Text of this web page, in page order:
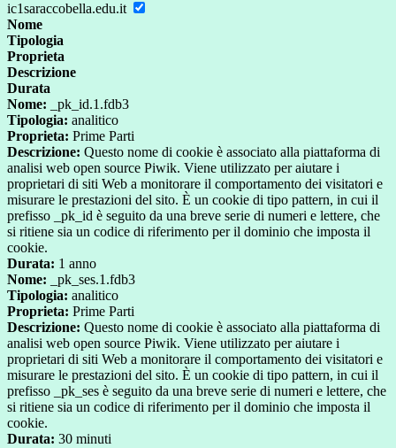
ic1saraccobella.edu.it
Nome
Tipologia
Proprieta
Descrizione
Durata
Nome: _pk_id.1.fdb3
Tipologia: analitico
Proprieta: Prime Parti
Descrizione: Questo nome di cookie è associato alla piattaforma di
analisi web open source Piwik. Viene utilizzato per aiutare i
proprietari di siti Web a monitorare il comportamento dei visitatori e
misurare le prestazioni del sito. È un cookie di tipo pattern, in cui il
prefisso _pk_id è seguito da una breve serie di numeri e lettere, che
si ritiene sia un codice di riferimento per il dominio che imposta il
cookie.
Durata: 1 anno
Nome: _pk_ses.1.fdb3
Tipologia: analitico
Proprieta: Prime Parti
Descrizione: Questo nome di cookie è associato alla piattaforma di
analisi web open source Piwik. Viene utilizzato per aiutare i
proprietari di siti Web a monitorare il comportamento dei visitatori e
misurare le prestazioni del sito. È un cookie di tipo pattern, in cui il
prefisso _pk_ses è seguito da una breve serie di numeri e lettere, che
si ritiene sia un codice di riferimento per il dominio che imposta il
cookie.
Durata: 30 minuti